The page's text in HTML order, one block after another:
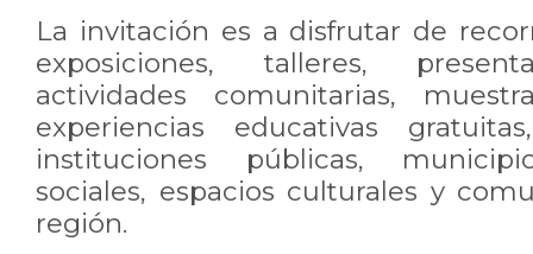
La invitación es a disfrutar de
exposiciones, talleres,
actividades comunitarias,
experiencias educativas
instituciones públicas,
sociales, espacios culturales y
región.